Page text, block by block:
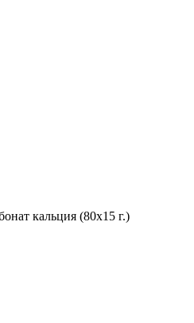
кальция (80х15 г.)